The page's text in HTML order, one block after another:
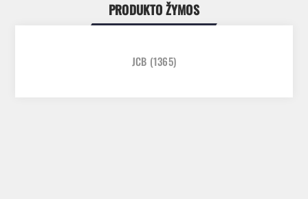
PRODUKTO ŽYMOS
JCB (1365)